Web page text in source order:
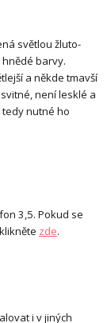
světlou žluto-
barvy.
a někde tmavší
není lesklé a
nutné ho
3,5. Pokud se
zde.
i v jiných